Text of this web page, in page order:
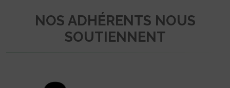
NOS ADHÉRENTS NOUS
SOUTIENNENT